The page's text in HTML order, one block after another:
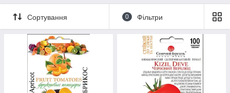
Сортування 0 Фільтри